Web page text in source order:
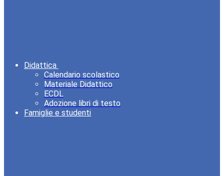
Didattica
Calendario scolastico
Materiale Didattico
ECDL
Adozione libri di testo
Famiglie e studenti